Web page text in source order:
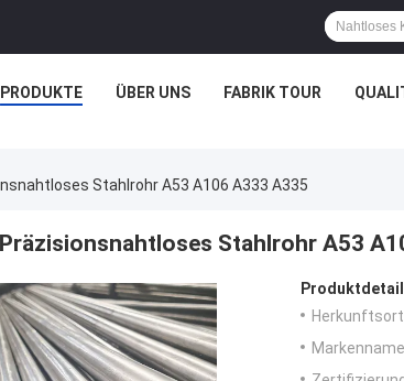
PRODUKTE ÜBER UNS FABRIK TOUR
Stahlrohr A53 A106 A333 A335
Stahlrohr A53